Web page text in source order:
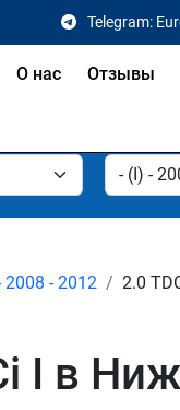
Telegram:
О нас Отзывы
2008 - 2012 2.0
I в